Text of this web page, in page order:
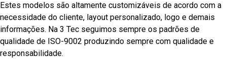
Estes modelos são altamente customizáveis de acordo com a
necessidade do cliente, layout personalizado, logo e demais
informações. Na 3 Tec seguimos sempre os padrões de
qualidade de ISO-9002 produzindo sempre com qualidade e
responsabilidade.